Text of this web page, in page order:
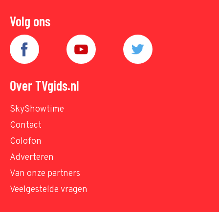
Volg ons
Over TVgids.nl
SkyShowtime
Contact
Colofon
Adverteren
Van onze partners
Veelgestelde vragen